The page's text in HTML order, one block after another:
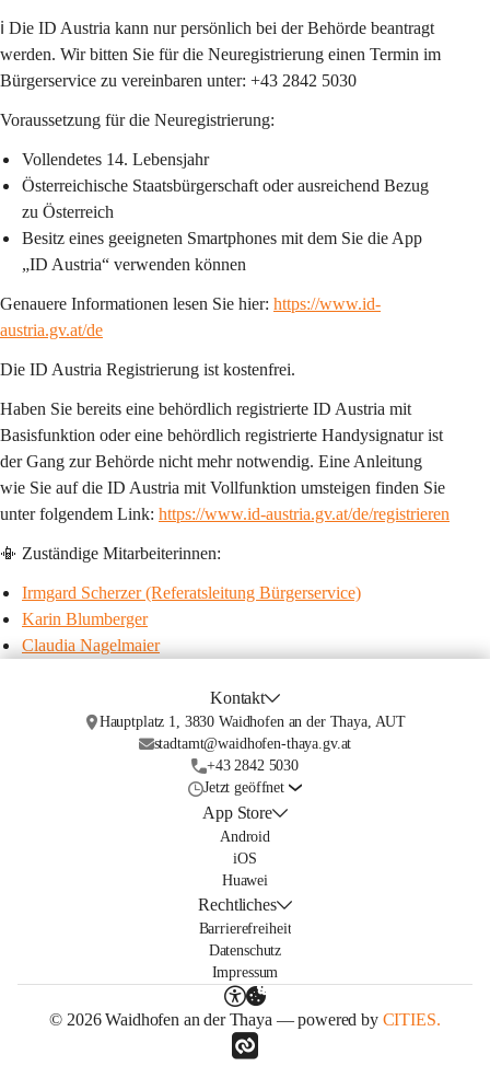
ℹ️ Die ID Austria kann nur persönlich bei der Behörde beantragt
werden. Wir bitten Sie für die Neuregistrierung einen Termin im
Bürgerservice zu vereinbaren unter: +43 2842 5030
Voraussetzung für die Neuregistrierung:
Vollendetes 14. Lebensjahr
Österreichische Staatsbürgerschaft oder ausreichend Bezug
zu Österreich
Besitz eines geeigneten Smartphones mit dem Sie die App
„ID Austria“ verwenden können
Genauere Informationen lesen Sie hier: https://www.id-
austria.gv.at/de
Die ID Austria Registrierung ist kostenfrei.
Haben Sie bereits eine behördlich registrierte ID Austria mit
Basisfunktion oder eine behördlich registrierte Handysignatur ist
der Gang zur Behörde nicht mehr notwendig. Eine Anleitung
wie Sie auf die ID Austria mit Vollfunktion umsteigen finden Sie
unter folgendem Link: https://www.id-austria.gv.at/de/registrieren
📳 Zuständige Mitarbeiterinnen:
Irmgard Scherzer (Referatsleitung Bürgerservice)
Karin Blumberger
Claudia Nagelmaier
Kontakt
Hauptplatz 1, 3830 Waidhofen an der Thaya, AUT
stadtamt@waidhofen-thaya.gv.at
+43 2842 5030
Jetzt geöffnet
App Store
Android
iOS
Huawei
Rechtliches
Barrierefreiheit
Datenschutz
Impressum
© 2026 Waidhofen an der Thaya — powered by CITIES.